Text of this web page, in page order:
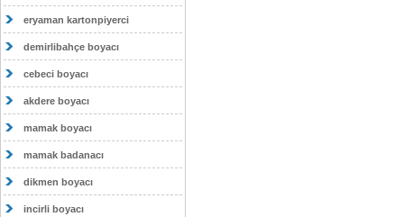
eryaman kartonpiyerci
demirlibahçe boyacı
cebeci boyacı
akdere boyacı
mamak boyacı
mamak badanacı
dikmen boyacı
incirli boyacı